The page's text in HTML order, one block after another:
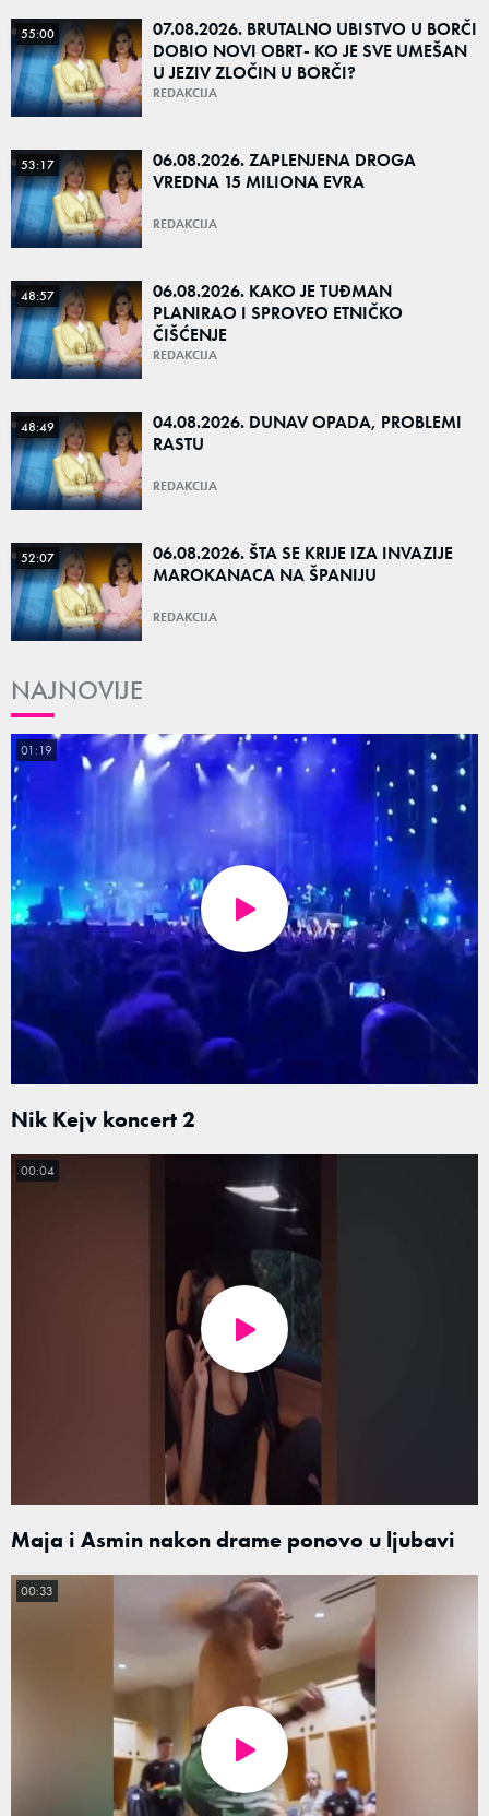
55:00
07.08.2026. BRUTALNO UBISTVO U BORČI
DOBIO NOVI OBRT- KO JE SVE UMEŠAN
U JEZIV ZLOČIN U BORČI?
REDAKCIJA
53:17
06.08.2026. ZAPLENJENA DROGA
VREDNA 15 MILIONA EVRA
REDAKCIJA
48:57
06.08.2026. KAKO JE TUĐMAN
PLANIRAO I SPROVEO ETNIČKO
ČIŠĆENJE
REDAKCIJA
48:49
04.08.2026. DUNAV OPADA, PROBLEMI
RASTU
REDAKCIJA
52:07
06.08.2026. ŠTA SE KRIJE IZA INVAZIJE
MAROKANACA NA ŠPANIJU
REDAKCIJA
NAJNOVIJE
Nik Kejv koncert 2
01:19
Maja i Asmin nakon drame ponovo u ljubavi
00:04
00:33